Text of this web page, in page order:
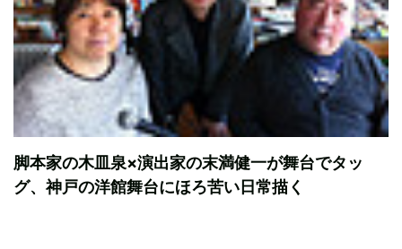
脚本家の木皿泉×演出家の末満健一が舞台でタッ
グ、神戸の洋館舞台にほろ苦い日常描く